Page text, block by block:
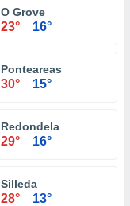
O Grove
23° 16°
Ponteareas
30° 15°
Redondela
29° 16°
Silleda
28° 13°